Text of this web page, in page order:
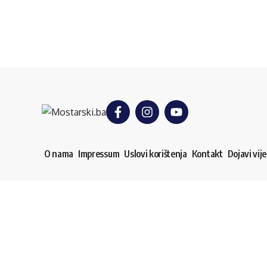
O nama Impressum Uslovi korištenja Kontakt Dojavi